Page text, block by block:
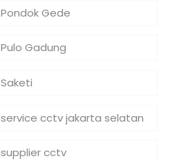
Pondok Gede
Pulo Gadung
Saketi
service cctv jakarta selatan
supplier cctv